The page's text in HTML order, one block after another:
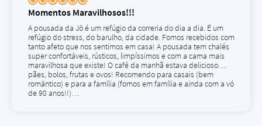
Momentos Maravilhosos!!!
A pousada da Jô é um refúgio da correria do dia a dia. É um
refúgio do stress, do barulho, da cidade. Fomos recebidos com
tanto afeto que nos sentimos em casa! A pousada tem chalés
super confortáveis, rústicos, limpíssimos e com a cama mais
maravilhosa que existe! O café da manhã estava delicioso…
pães, bolos, frutas e ovos! Recomendo para casais (bem
romântico) e para a família (fomos em família e ainda com a vó
de 90 anos!!)…